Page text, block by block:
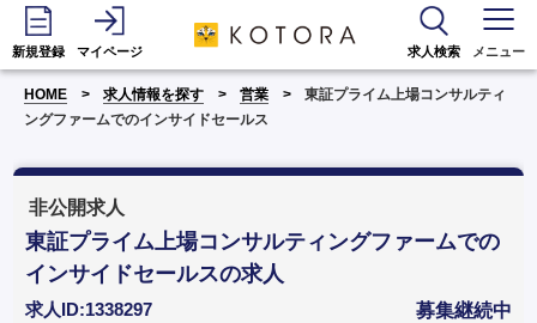
新規登録 マイページ 求人検索 メニュー
HOME 求人情報を探す 営業
東証プライム上場コンサルティ
ングファームでのインサイドセールス
非公開求人
東証プライム上場コンサルティングファームでの
インサイドセールスの求人
求人ID:1338297 募集継続中